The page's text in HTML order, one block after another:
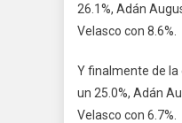
26.1%, Adán
Velasco con 8.6%.
Y finalmente de la
un 25.0%, Adán
Velasco con 6.7%.